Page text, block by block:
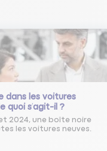
dans les voitures
quoi s’agit-il ?
2024, une boîte noire
les voitures neuves.